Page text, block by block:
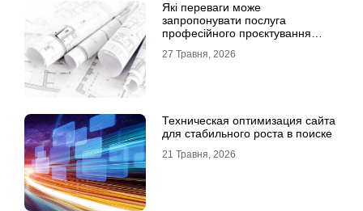
Які переваги може
запропонувати послуга
професійного проєктування
27 Травня, 2026
Техническая оптимизация сайта
для стабильного роста в поиске
21 Травня, 2026